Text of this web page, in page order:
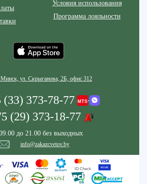
Условия использования
Программа лояльности
Минск, ул. Скрыганова, 2Б, офис 312
(33) 373-78-77
(29) 373-18-77
до 21.00 без выходных
info@zakazcvetov.by